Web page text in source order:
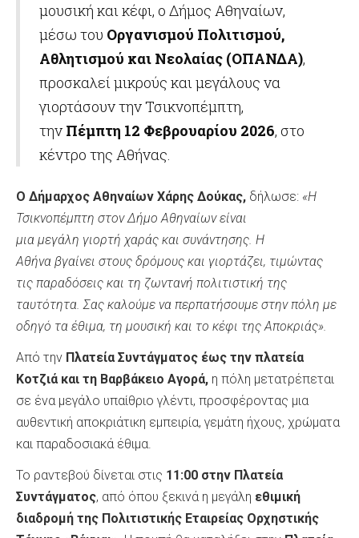
μουσική και κέφι, ο Δήμος Αθηναίων,
μέσω του Οργανισμού Πολιτισμού,
Αθλητισμού και Νεολαίας (ΟΠΑΝΔΑ),
προσκαλεί μικρούς και μεγάλους να
γιορτάσουν την Τσικνοπέμπτη,
την Πέμπτη 12 Φεβρουαρίου 2026, στο
κέντρο της Αθήνας.
Ο Δήμαρχος Αθηναίων Χάρης Δούκας, δήλωσε: «Η
Τσικνοπέμπτη στον Δήμο Αθηναίων είναι
μια μεγάλη γιορτή χαράς και συνάντησης. Η
Αθήνα βγαίνει στους δρόμους και γιορτάζει, τιμώντας
τις παραδόσεις και τη ζωντανή πολιτιστική της
ταυτότητα. Σας καλούμε να περπατήσουμε στην πόλη με
οδηγό τα έθιμα, τη μουσική και το κέφι της Αποκριάς».
Από την Πλατεία Συντάγματος έως την πλατεία
Κοτζιά και τη Βαρβάκειο Αγορά, η πόλη μετατρέπεται
σε ένα μεγάλο υπαίθριο γλέντι, προσφέροντας μια
αυθεντική αποκριάτικη εμπειρία, γεμάτη ήχους, χρώματα
και παραδοσιακά έθιμα.
Το ραντεβού δίνεται στις 11:00 στην Πλατεία
Συντάγματος, από όπου ξεκινά η μεγάλη εθιμική
διαδρομή της Πολιτιστικής Εταιρείας Ορχηστικής